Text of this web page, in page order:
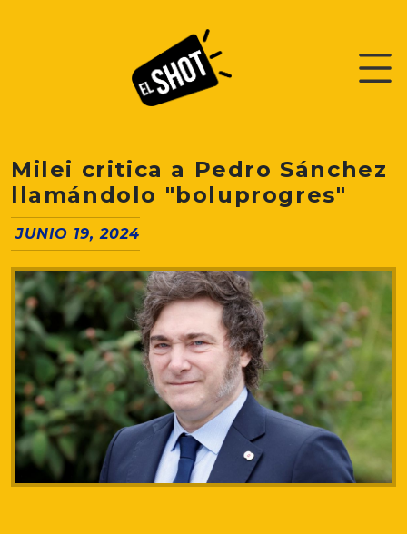
Milei critica a Pedro Sánchez
llamándolo "boluprogres"
JUNIO 19, 2024